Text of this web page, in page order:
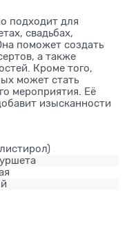
подходит для
свадьбах,
поможет создать
а также
Кроме того,
может стать
мероприятия. Её
изысканности